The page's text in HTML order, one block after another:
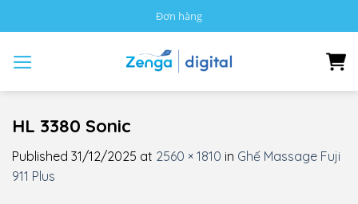
to
Đơn hàng
HL 3380 Sonic
Published 31/12/2025 at 2560 × 1810 in Ghế Massage Fuji
911 Plus